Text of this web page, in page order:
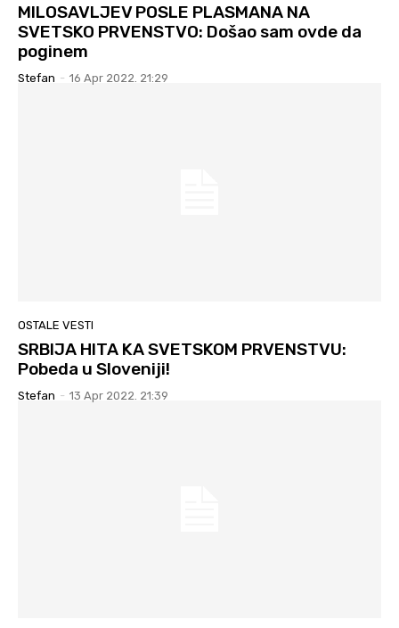
MILOSAVLJEV POSLE PLASMANA NA
SVETSKO PRVENSTVO: Došao sam ovde da
poginem
Stefan - 16 Apr 2022. 21:29
OSTALE VESTI
SRBIJA HITA KA SVETSKOM PRVENSTVU:
Pobeda u Sloveniji!
Stefan - 13 Apr 2022. 21:39